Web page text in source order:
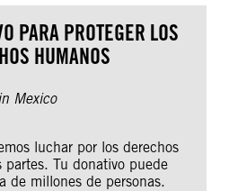
PARA PROTEGER LOS
HUMANOS
luchar por los derechos
partes. Tu donativo puede
de millones de personas.